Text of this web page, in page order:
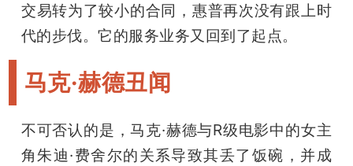
交易转为了较小的合同，惠普再次没有跟上时
代的步伐。它的服务业务又回到了起点。
马克·赫德丑闻
不可否认的是，马克·赫德与R级电影中的女主
角朱迪·费舍尔的关系导致其丢了饭碗，并成